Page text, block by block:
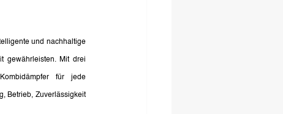
und nachhaltige
gewährleisten. Mit drei
für jede
Betrieb, Zuverlässigkeit